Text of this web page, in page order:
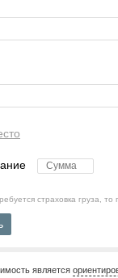
страховка груза, то
является